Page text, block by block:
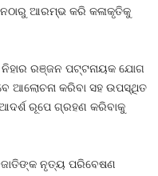
ଆରମ୍ଭ କରି କଳାକୃତିକୁ
ରଞ୍ଜନ ପଟ୍ଟନାୟକ ଯୋଗ
ଆଲୋଚନା କରିବା ସହ ଉପସ୍ଥିତ
ଆଦର୍ଶ ରୂପେ ଗ୍ରହଣ କରିବାକୁ
ନୃତ୍ୟ ପରିବେଷଣ